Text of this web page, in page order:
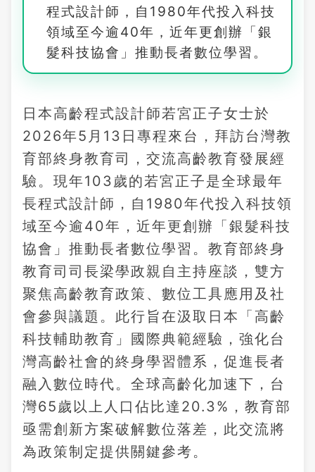
程式設計師，自1980年代投入科技
領域至今逾40年，近年更創辦「銀
髮科技協會」推動長者數位學習。
日本高齡程式設計師若宮正子女士於
2026年5月13日專程來台，拜訪台灣教
育部終身教育司，交流高齡教育發展經
驗。現年103歲的若宮正子是全球最年
長程式設計師，自1980年代投入科技領
域至今逾40年，近年更創辦「銀髮科技
協會」推動長者數位學習。教育部終身
教育司司長梁學政親自主持座談，雙方
聚焦高齡教育政策、數位工具應用及社
會參與議題。此行旨在汲取日本「高齡
科技輔助教育」國際典範經驗，強化台
灣高齡社會的終身學習體系，促進長者
融入數位時代。全球高齡化加速下，台
灣65歲以上人口佔比達20.3%，教育部
亟需創新方案破解數位落差，此交流將
為政策制定提供關鍵參考。